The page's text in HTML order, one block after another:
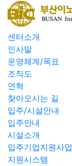
센터소개
인사말
운영체계/목표
조직도
연혁
찾아오시는 길
입주/시설안내
입주안내
시설소개
입주기업지원사업
지원시스템